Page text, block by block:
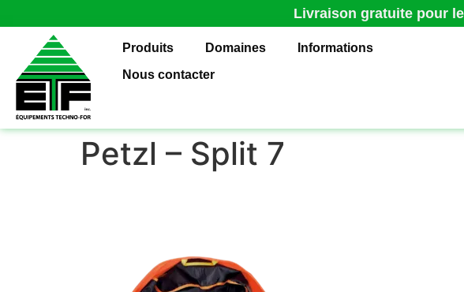
Livraison gratuite pour
Produits Domaines
Informations
Nous contacter
Petzl – Split 7